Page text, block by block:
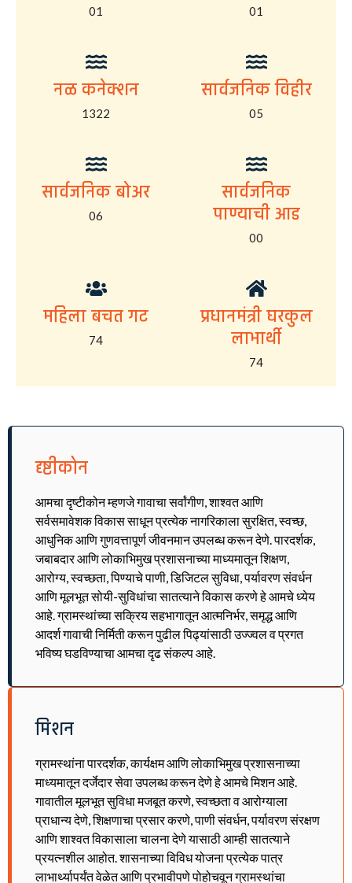
01 01
नळ कनेक्शन
1322
सार्वजनिक विहीर
05
सार्वजनिक बोअर
06
सार्वजनिक
पाण्याची आड
00
महिला बचत गट
74
प्रधानमंत्री घरकुल
लाभार्थी
74
दृष्टीकोन
आमचा दृष्टीकोन म्हणजे गावाचा सर्वांगीण, शाश्वत आणि
सर्वसमावेशक विकास साधून प्रत्येक नागरिकाला सुरक्षित, स्वच्छ,
आधुनिक आणि गुणवत्तापूर्ण जीवनमान उपलब्ध करून देणे. पारदर्शक,
जबाबदार आणि लोकाभिमुख प्रशासनाच्या माध्यमातून शिक्षण,
आरोग्य, स्वच्छता, पिण्याचे पाणी, डिजिटल सुविधा, पर्यावरण संवर्धन
आणि मूलभूत सोयी-सुविधांचा सातत्याने विकास करणे हे आमचे ध्येय
आहे. ग्रामस्थांच्या सक्रिय सहभागातून आत्मनिर्भर, समृद्ध आणि
आदर्श गावाची निर्मिती करून पुढील पिढ्यांसाठी उज्ज्वल व प्रगत
भविष्य घडविण्याचा आमचा दृढ संकल्प आहे.
मिशन
ग्रामस्थांना पारदर्शक, कार्यक्षम आणि लोकाभिमुख प्रशासनाच्या
माध्यमातून दर्जेदार सेवा उपलब्ध करून देणे हे आमचे मिशन आहे.
गावातील मूलभूत सुविधा मजबूत करणे, स्वच्छता व आरोग्याला
प्राधान्य देणे, शिक्षणाचा प्रसार करणे, पाणी संवर्धन, पर्यावरण संरक्षण
आणि शाश्वत विकासाला चालना देणे यासाठी आम्ही सातत्याने
प्रयत्नशील आहोत. शासनाच्या विविध योजना प्रत्येक पात्र
लाभार्थ्यापर्यंत वेळेत आणि प्रभावीपणे पोहोचवून ग्रामस्थांचा